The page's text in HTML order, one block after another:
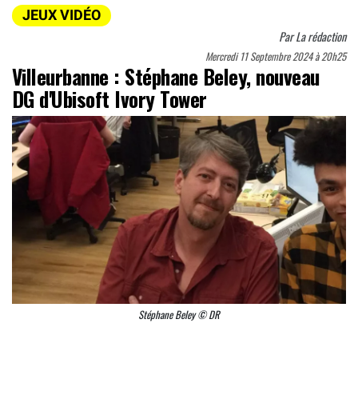
JEUX VIDÉO
ParLa rédaction
Mercredi 11 Septembre 2024 à 20h25
Villeurbanne : Stéphane Beley, nouveau
DG d'Ubisoft Ivory Tower
Stéphane Beley © DR